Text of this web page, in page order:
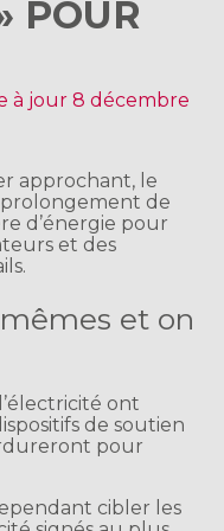
POUR
à jour 8 décembre
approchant, le
de
d’énergie pour
et des
et on
ont
de soutien
pour
cibler les